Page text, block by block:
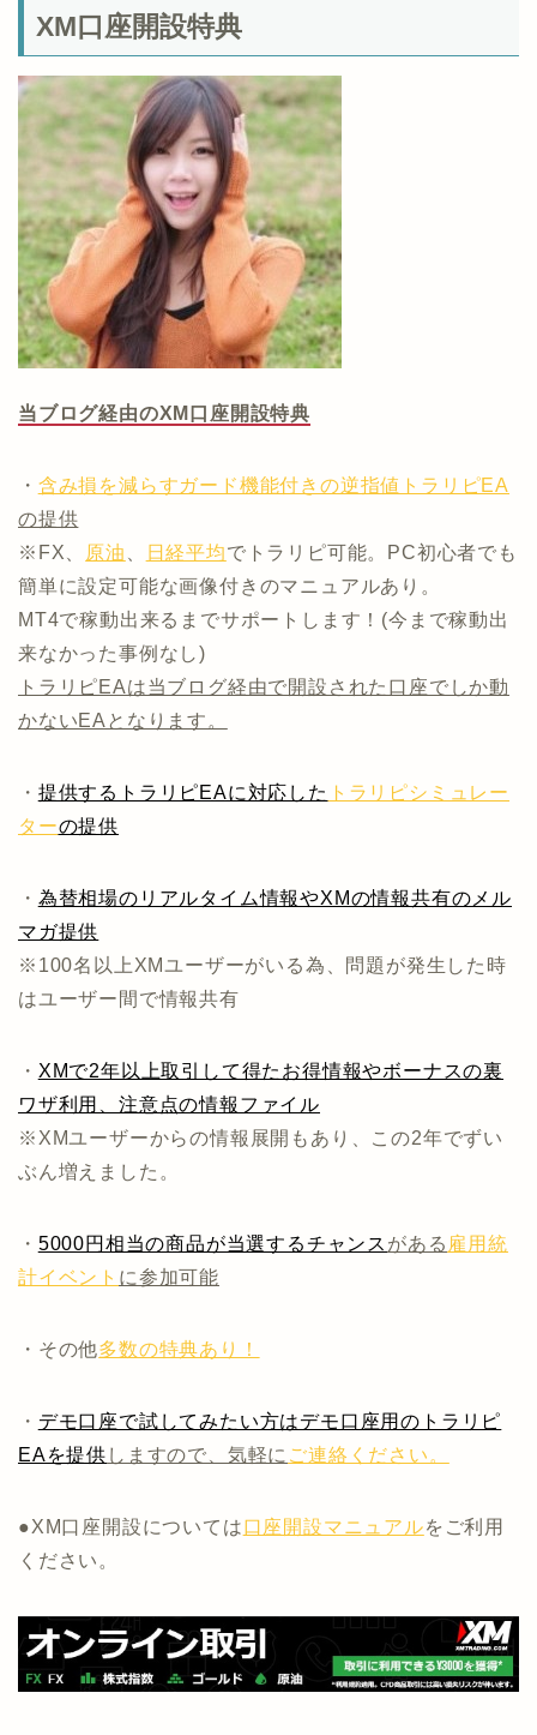
XM口座開設特典
当ブログ経由のXM口座開設特典
・ 含み損を減らすガード機能付きの逆指値トラリピEA
の提供
※FX、
原油 日経平均でトラリピ可能。PC初心者でも
簡単に設定可能な画像付きのマニュアルあり。
MT4で稼動出来るまでサポートします！(今まで稼動出
来なかった事例なし)
トラリピEAは当ブログ経由で開設された口座でしか動
かないEAとなります。
・ 提供するトラリピEAに対応した トラリピシミュレー
ターの提供
・ 為替相場のリアルタイム情報やXMの情報共有のメル
マガ提供
※100名以上XMユーザーがいる為、問題が発生した時
はユーザー間で情報共有
・ XMで2年以上取引して得たお得情報やボーナスの裏
ワザ利用、注意点の情報ファイル
※XMユーザーからの情報展開もあり、この2年でずい
ぶん増えました。
・ 5000円相当の商品が当選するチャンス がある 雇用統
計イベント に参加可能
・その他多数の特典あり！
・ デモ口座で試してみたい方はデモ口座用のトラリピ
EAを提供 しますので、気軽に ご連絡ください。
●XM口座開設については口座開設マニュアルをご利用
ください。